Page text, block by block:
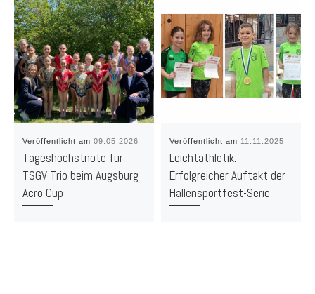
Veröffentlicht am09.05.2026
Tageshöchstnote für
TSGV Trio beim Augsburg
Acro Cup
Veröffentlicht am 11.11.2025
Leichtathletik:
Erfolgreicher Auftakt der
Hallensportfest-Serie